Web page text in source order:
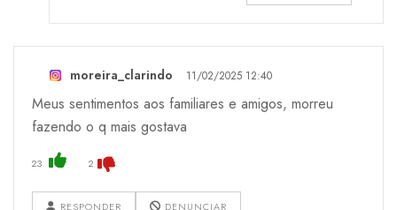
moreira_clarindo 11/02/2025 12:40
Meus sentimentos aos familiares e amigos, morreu
fazendo o q mais gostava
23 2
RESPONDER DENUNCIAR